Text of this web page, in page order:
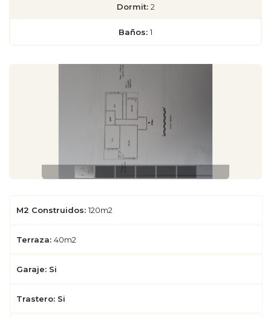
Dormit: 2
Baños: 1
M2 Construidos: 120m2
Terraza: 40m2
Garaje: Si
Trastero: Si